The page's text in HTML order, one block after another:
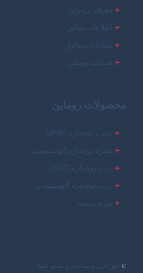
← معرفی روماپن
← اطلاعات تماس
← سوالات متداول
← خدمات روماپن
محصولات روماپن
← پنجره دوجداره UPVC
← پنجره دوجداره آلومینیومی
← درب دوجداره UPVC
← درب دوجداره آلومینیومی
← توری پلیسه
🡧 طراحی وبسایت و سئو ایما